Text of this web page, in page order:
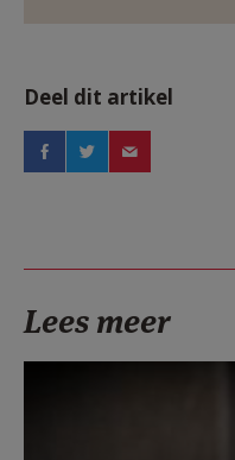
Deel dit artikel
Lees meer